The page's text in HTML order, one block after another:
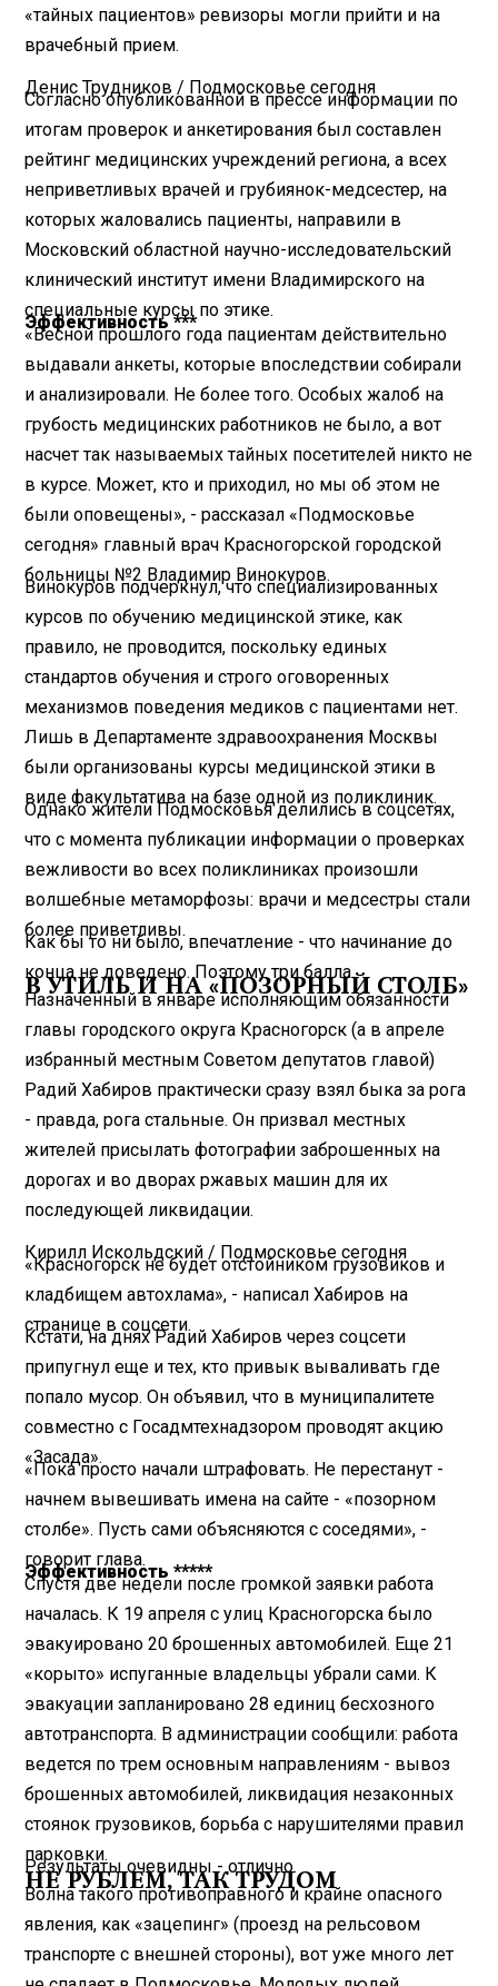
«тайных пациентов» ревизоры могли прийти и на
врачебный прием.
Денис Трудников / Подмосковье сегодня
Согласно опубликованной в прессе информации по
итогам проверок и анкетирования был составлен
рейтинг медицинских учреждений региона, а всех
неприветливых врачей и грубиянок-медсестер, на
которых жаловались пациенты, направили в
Московский областной научно-исследовательский
клинический институт имени Владимирского на
специальные курсы по этике.
Эффективность ***
«Весной прошлого года пациентам действительно
выдавали анкеты, которые впоследствии собирали
и анализировали. Не более того. Особых жалоб на
грубость медицинских работников не было, а вот
насчет так называемых тайных посетителей никто не
в курсе. Может, кто и приходил, но мы об этом не
были оповещены», - рассказал «Подмосковье
сегодня» главный врач Красногорской городской
больницы №2 Владимир Винокуров.
Винокуров подчеркнул, что специализированных
курсов по обучению медицинской этике, как
правило, не проводится, поскольку единых
стандартов обучения и строго оговоренных
механизмов поведения медиков с пациентами нет.
Лишь в Департаменте здравоохранения Москвы
были организованы курсы медицинской этики в
виде факультатива на базе одной из поликлиник.
Однако жители Подмосковья делились в соцсетях,
что с момента публикации информации о проверках
вежливости во всех поликлиниках произошли
волшебные метаморфозы: врачи и медсестры стали
более приветливы.
Как бы то ни было, впечатление - что начинание до
конца не доведено. Поэтому три балла.
В УТИЛЬ И НА «ПОЗОРНЫЙ СТОЛБ»
Назначенный в январе исполняющим обязанности
главы городского округа Красногорск (а в апреле
избранный местным Советом депутатов главой)
Радий Хабиров практически сразу взял быка за рога
- правда, рога стальные. Он призвал местных
жителей присылать фотографии заброшенных на
дорогах и во дворах ржавых машин для их
последующей ликвидации.
Кирилл Искольдский / Подмосковье сегодня
«Красногорск не будет отстойником грузовиков и
кладбищем автохлама», - написал Хабиров на
странице в соцсети.
Кстати, на днях Радий Хабиров через соцсети
припугнул еще и тех, кто привык вываливать где
попало мусор. Он объявил, что в муниципалитете
совместно с Госадмтехнадзором проводят акцию
«Засада».
«Пока просто начали штрафовать. Не перестанут -
начнем вывешивать имена на сайте - «позорном
столбе». Пусть сами объясняются с соседями», -
говорит глава.
Эффективность *****
Спустя две недели после громкой заявки работа
началась. К 19 апреля с улиц Красногорска было
эвакуировано 20 брошенных автомобилей. Еще 21
«корыто» испуганные владельцы убрали сами. К
эвакуации запланировано 28 единиц бесхозного
автотранспорта. В администрации сообщили: работа
ведется по трем основным направлениям - вывоз
брошенных автомобилей, ликвидация незаконных
стоянок грузовиков, борьба с нарушителями правил
парковки.
Результаты очевидны - отлично.
НЕ РУБЛЕМ, ТАК ТРУДОМ
Волна такого противоправного и крайне опасного
явления, как «зацепинг» (проезд на рельсовом
транспорте с внешней стороны), вот уже много лет